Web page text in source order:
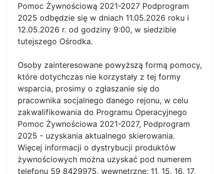
Pomoc Żywnościową 2021-2027 Podprogram
2025 odbędzie się w dniach 11.05.2026 roku i
12.05.2026 r. od godziny 9:00, w siedzibie
tutejszego Ośrodka.
Osoby zainteresowane powyższą formą pomocy,
które dotychczas nie korzystały z tej formy
wsparcia, prosimy o zgłaszanie się do
pracownika socjalnego danego rejonu, w celu
zakwalifikowania do Programu Operacyjnego
Pomoc Żywnościowa 2021-2027, Podprogram
2025 - uzyskania aktualnego skierowania.
Więcej informacji o dystrybucji produktów
żywnościowych można uzyskać pod numerem
telefonu 59 8429975, wewnętrzne: 11, 15, 16, 17,